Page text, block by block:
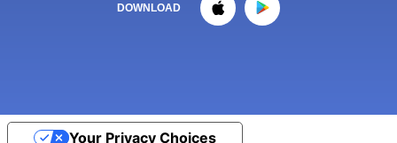
DOWNLOAD
Your Privacy Choices